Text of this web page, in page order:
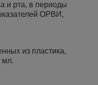
и рта, в периоды
ОРВИ,
из пластика,
мл.